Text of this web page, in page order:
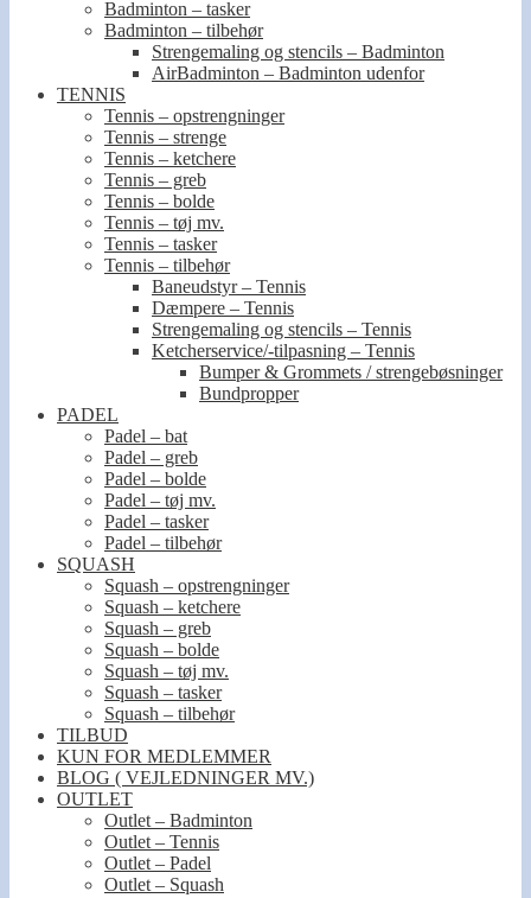
Badminton – tasker
Badminton – tilbehør
Strengemaling og stencils – Badminton
AirBadminton – Badminton udenfor
TENNIS
Tennis – opstrengninger
Tennis – strenge
Tennis – ketchere
Tennis – greb
Tennis – bolde
Tennis – tøj mv.
Tennis – tasker
Tennis – tilbehør
Baneudstyr – Tennis
Dæmpere – Tennis
Strengemaling og stencils – Tennis
Ketcherservice/-tilpasning – Tennis
Bumper & Grommets / strengebøsninger
Bundpropper
PADEL
Padel – bat
Padel – greb
Padel – bolde
Padel – tøj mv.
Padel – tasker
Padel – tilbehør
SQUASH
Squash – opstrengninger
Squash – ketchere
Squash – greb
Squash – bolde
Squash – tøj mv.
Squash – tasker
Squash – tilbehør
TILBUD
KUN FOR MEDLEMMER
BLOG ( VEJLEDNINGER MV.)
OUTLET
Outlet – Badminton
Outlet – Tennis
Outlet – Padel
Outlet – Squash